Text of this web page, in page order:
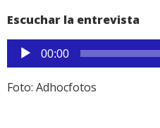
Escuchar la entrevista
Reproductor
de
audio
00:00
Foto: Adhocfotos